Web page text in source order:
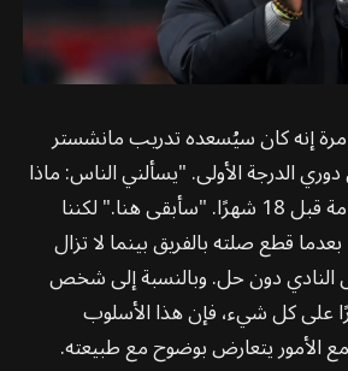
مرة إنه كان سيُسعده تدريب مانشستر
الدرجة الأولى. "يسألني الناس: ماذا
لو هبطنا؟" قال بابتسامة قبل 18 شهرًا. "سأبقى هنا." لكننا
قطع صلته بالفريق بينما لا تزال
النادي دون حل. وبالنسبة إلى شخص
كل شيء، فإن هذا الأسلوب
الأمور يتعارض بوضوح مع طبيعته.